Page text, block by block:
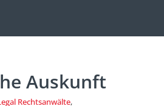
Auskunft
Rechtsanwälte,